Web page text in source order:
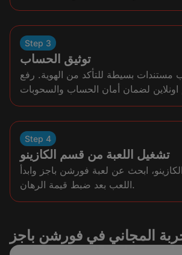
Step 3
توثيق الحساب
مستندات بسيطة للتأكد من الهوية. رفع
Step 4
تشغيل اللعبة من قسم الكازينو
ابحث عن لعبة فورشن باجز وابدأ
اللعب بعد ضبط قيمة الرهان.
المجاني في فورشن باجز